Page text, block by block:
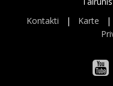
Kontakti | Karte |